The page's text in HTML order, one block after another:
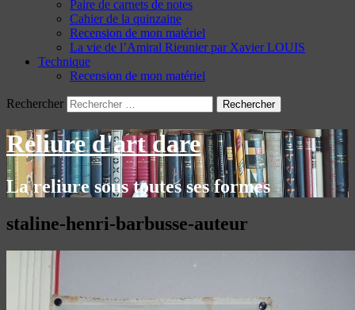
Paire de carnets de notes
Cahier de la quinzaine
Recension de mon matériel
La vie de l’Amiral Rieunier par Xavier LOUIS
Technique
Recension de mon matériel
Rechercher
Reliure d'art dare
La reliure sous toutes ses formes
staline-henri-barbusse-auteur